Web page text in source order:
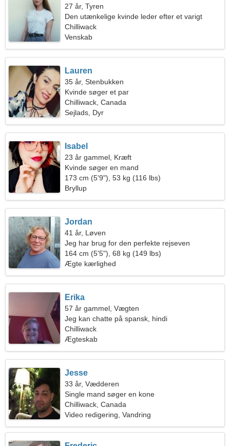
27 år, Tyren
Den utænkelige kvinde leder efter et varigt
forhold
Chilliwack
Venskab
Lauren
35 år, Stenbukken
Kvinde søger et par
Chilliwack, Canada
Sejlads, Dyr
Isabel
23 år gammel, Kræft
Kvinde søger en mand
173 cm (5'9"), 53 kg (116 lbs)
Bryllup
Jordan
41 år, Løven
Jeg har brug for den perfekte rejseven
164 cm (5'5"), 68 kg (149 lbs)
Ægte kærlighed
Erika
57 år gammel, Vægten
Jeg kan chatte på spansk, hindi
Chilliwack
Ægteskab
Jesse
33 år, Vædderen
Single mand søger en kone
Chilliwack, Canada
Video redigering, Vandring